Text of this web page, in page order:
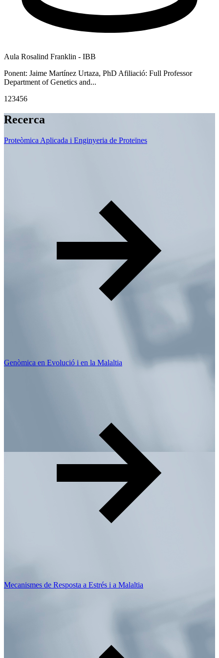
Aula Rosalind Franklin - IBB
Ponent: Jaime Martínez Urtaza, PhD Afiliació: Full Professor
Department of Genetics and...
1 23456
Recerca
Proteòmica Aplicada i Enginyeria de Proteïnes
Genòmica en Evolució i en la Malaltia
Mecanismes de Resposta a Estrés i a Malaltia